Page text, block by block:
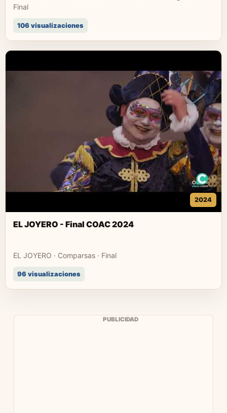
Final
106 visualizaciones
2024
EL JOYERO - Final COAC 2024
EL JOYERO · Comparsas · Final
96 visualizaciones
PUBLICIDAD